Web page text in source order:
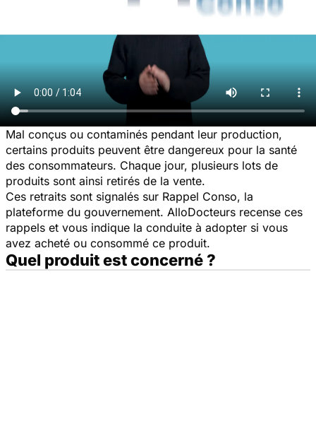
Mal conçus ou contaminés pendant leur production,
certains produits peuvent être dangereux pour la santé
des consommateurs. Chaque jour, plusieurs lots de
produits sont ainsi retirés de la vente.
Ces retraits sont signalés sur Rappel Conso, la
plateforme du gouvernement. AlloDocteurs recense ces
rappels et vous indique la conduite à adopter si vous
avez acheté ou consommé ce produit.
Quel produit est concerné ?